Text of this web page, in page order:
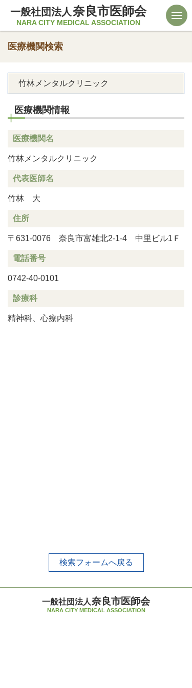
一般社団法人 奈良市医師会
NARA CITY MEDICAL ASSOCIATION
医療機関検索
竹林メンタルクリニック
医療機関情報
医療機関名
竹林メンタルクリニック
代表医師名
竹林 大
住所
〒631-0076 奈良市富雄北2-1-4 中里ビル1Ｆ
電話番号
0742-40-0101
診療科
精神科、心療内科
検索フォームへ戻る
一般社団法人 奈良市医師会
NARA CITY MEDICAL ASSOCIATION